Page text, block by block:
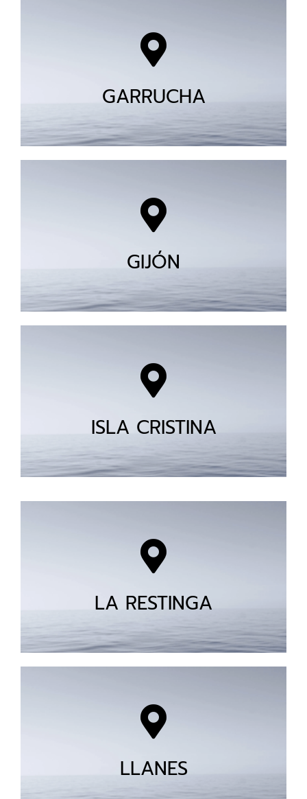
GARRUCHA
GIJÓN
ISLA CRISTINA
LA RESTINGA
LLANES